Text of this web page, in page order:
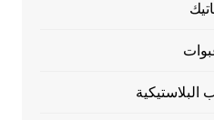
البلاستيكية